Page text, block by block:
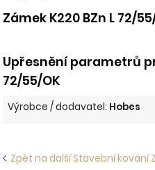
Zámek K220 BZn L 72/
Upřesnění parametrů
72/55/OK
Výrobce / dodavatel: Hobes
Zpět na další Stavební kování